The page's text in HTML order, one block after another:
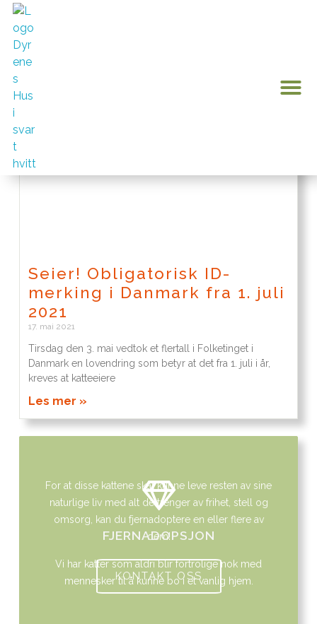
chipping
Seier! Obligatorisk ID-
merking i Danmark fra 1. juli
2021
17. mai 2021
Tirsdag den 3. mai vedtok et flertall i Folketinget i
Danmark en lovendring som betyr at det fra 1. juli i år,
kreves at katteeiere
Les mer »
FJERNADOPSJON
Vi har katter som aldri blir fortrolige nok med
mennesker til å kunne bo i et vanlig hjem.
For at disse kattene skal kunne leve resten av sine
naturlige liv med alt de trenger av frihet, stell og
omsorg, kan du fjernadoptere en eller flere av
dem!
KONTAKT OSS